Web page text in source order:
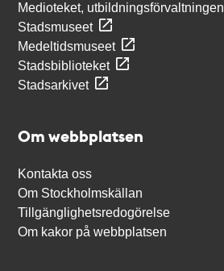
Medioteket, utbildningsförvaltningen
Stadsmuseet
Medeltidsmuseet
Stadsbiblioteket
Stadsarkivet
Om webbplatsen
Kontakta oss
Om Stockholmskällan
Tillgänglighetsredogörelse
Om kakor på webbplatsen